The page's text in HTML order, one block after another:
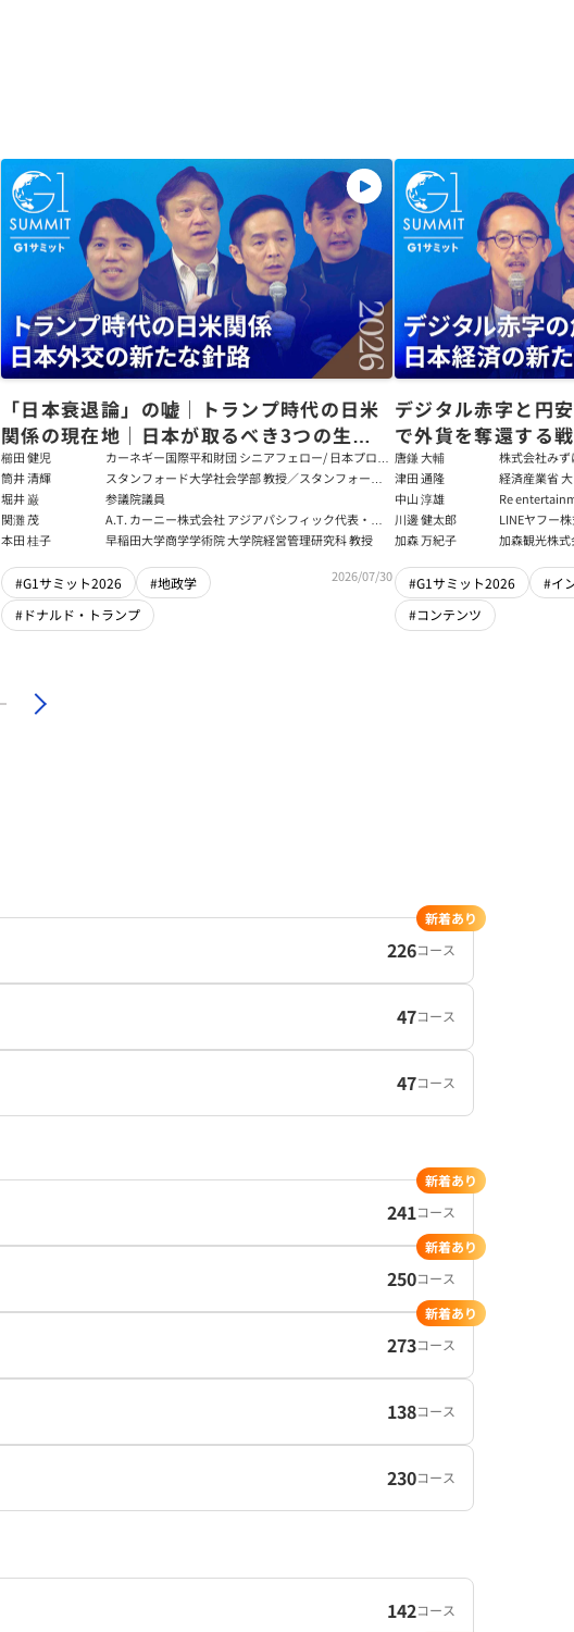
「日本衰退論」の嘘｜トランプ時代の日米
関係の現在地｜日本が取るべき3つの生存
戦略【櫛田健児×関灘茂×堀井巌×筒井清
輝】
櫛田 健児
カーネギー国際平和財団 シニアフェロー/ 日本プログ
ラムディレクター
筒井 清輝
スタンフォード大学社会学部 教授／スタンフォード
大学アジア太平洋研究センター 所長／東京財団 名誉
フェロー
堀井 巌
参議院議員
関灘 茂
A.T. カーニー株式会社 アジアパシフィック代表・日
本法人会長
本田 桂子 早稲田大学商学学術院 大学院経営管理研究科 教授
#G1サミット2026
#地政学
#ドナルド・トランプ
2026/07/30
デジタル赤字と円
で外貨を奪還する
る真の条件
唐鎌 大輔
株式会社み
ト
津田 通隆
経済産業省
デジタル経
報処理推進
センター 情
任者
中山 淳雄
Re
講師／Plott
川邊 健太郎
LINEヤフー
加森 万紀子
加森観光株式
#G1サミット2026
#イ
#コンテンツ
226コース
新着あり
47コース
47コース
241コース
新着あり
250コース
新着あり
273コース
新着あり
138コース
230コース
142コース